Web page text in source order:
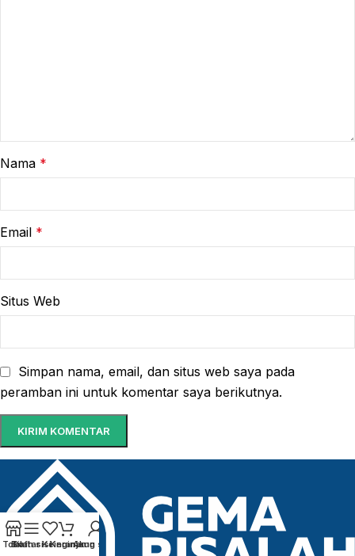
Nama *
Email *
Situs Web
Simpan nama, email, dan situs web saya pada
peramban ini untuk komentar saya berikutnya.
Toko
Bilah sisi
Daftar Keinginan
Keranjang
Akun saya